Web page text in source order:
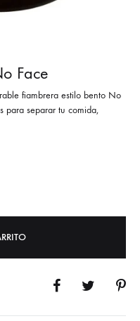
Face
fiambrera estilo bento No
para separar tu comida,